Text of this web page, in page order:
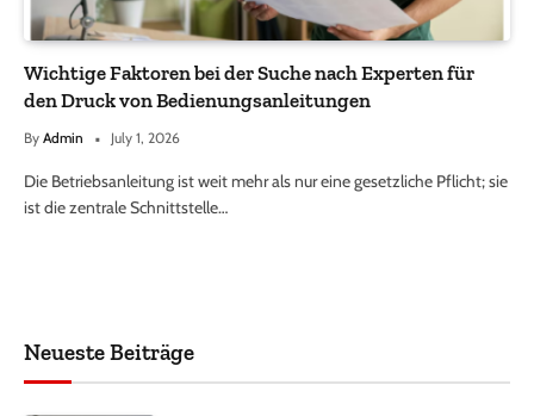
Wichtige Faktoren bei der Suche nach Experten für
den Druck von Bedienungsanleitungen
By Admin July 1, 2026
Die Betriebsanleitung ist weit mehr als nur eine gesetzliche Pflicht; sie
ist die zentrale Schnittstelle…
Neueste Beiträge